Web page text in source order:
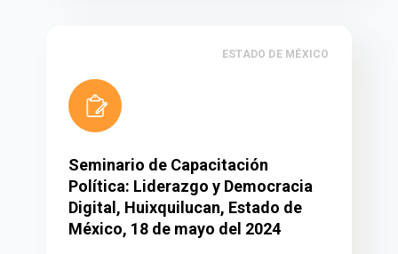
ESTADO DE MÉXICO
Seminario de Capacitación
Política: Liderazgo y Democracia
Digital, Huixquilucan, Estado de
México, 18 de mayo del 2024